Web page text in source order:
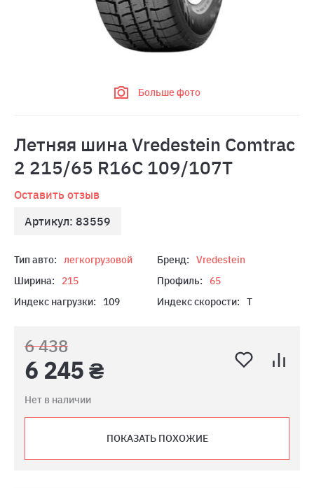
Больше фото
Летняя шина Vredestein Comtrac
2 215/65 R16C 109/107T
Оставить отзыв
Артикул: 83559
Тип авто: легкогрузовой Бренд:
Vredestein
Ширина:
215 Профиль:
65
Индекс нагрузки:
109 Индекс скорости: T
6 438
6 245 ₴
Нет в наличии
ПОКАЗАТЬ ПОХОЖИЕ